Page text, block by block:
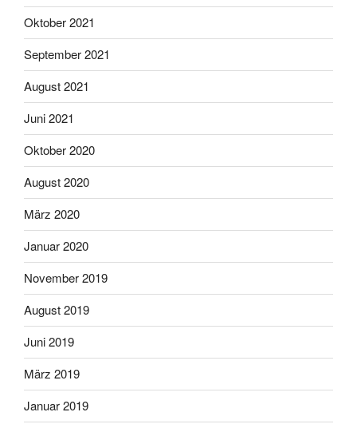
Oktober 2021
September 2021
August 2021
Juni 2021
Oktober 2020
August 2020
März 2020
Januar 2020
November 2019
August 2019
Juni 2019
März 2019
Januar 2019